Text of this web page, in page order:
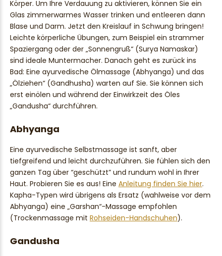
Körper. Um Ihre Verdauung zu aktivieren, können Sie ein
Glas zimmerwarmes Wasser trinken und entleeren dann
Blase und Darm. Jetzt den Kreislauf in Schwung bringen!
Leichte körperliche Übungen, zum Beispiel ein strammer
Spaziergang oder der „Sonnengruß“ (Surya Namaskar)
sind ideale Muntermacher. Danach geht es zurück ins
Bad: Eine ayurvedische Ölmassage (Abhyanga) und das
„Ölziehen“ (Gandhusha) warten auf Sie. Sie können sich
erst einölen und während der Einwirkzeit des Öles
„Gandusha“ durchführen.
Abhyanga
Eine ayurvedische Selbstmassage ist sanft, aber
tiefgreifend und leicht durchzuführen. Sie fühlen sich den
ganzen Tag über “geschützt” und rundum wohl in Ihrer
Haut. Probieren Sie es aus! Eine Anleitung finden Sie hier.
Kapha-Typen wird übrigens als Ersatz (wahlweise vor dem
Abhyanga) eine „Garshan“-Massage empfohlen
(Trockenmassage mit Rohseiden-Handschuhen).
Gandusha